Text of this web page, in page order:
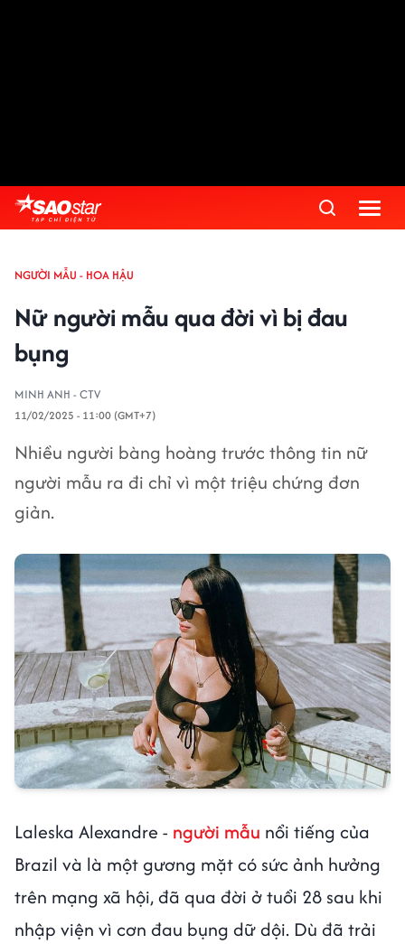
NGƯỜI MẪU - HOA HẬU
Nữ người mẫu qua đời vì bị đau
bụng
MINH ANH - CTV
11/02/2025 - 11:00 (GMT+7)
Nhiều người bàng hoàng trước thông tin nữ
người mẫu ra đi chỉ vì một triệu chứng đơn
giản.
Laleska Alexandre - người mẫu nổi tiếng của
Brazil và là một gương mặt có sức ảnh hưởng
trên mạng xã hội, đã qua đời ở tuổi 28 sau khi
nhập viện vì cơn đau bụng dữ dội. Dù đã trải